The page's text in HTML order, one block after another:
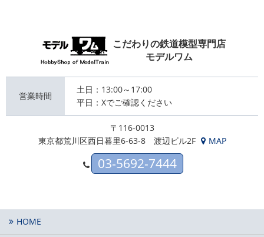
こだわりの鉄道模型専門店
モデルワム
営業時間
土日：13:00～17:00
平日：Xでご確認ください
〒116-0013
東京都荒川区西日暮里6-63-8 渡辺ビル2F
MAP
03-5692-7444
HOME